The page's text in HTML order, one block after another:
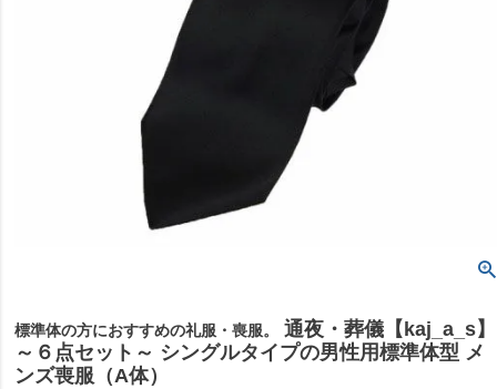
標準体の方におすすめの礼服・喪服。
通夜・葬儀【kaj_a_s】
～６点セット～ シングルタイプの男性用標準体型 メ
ンズ喪服（A体）